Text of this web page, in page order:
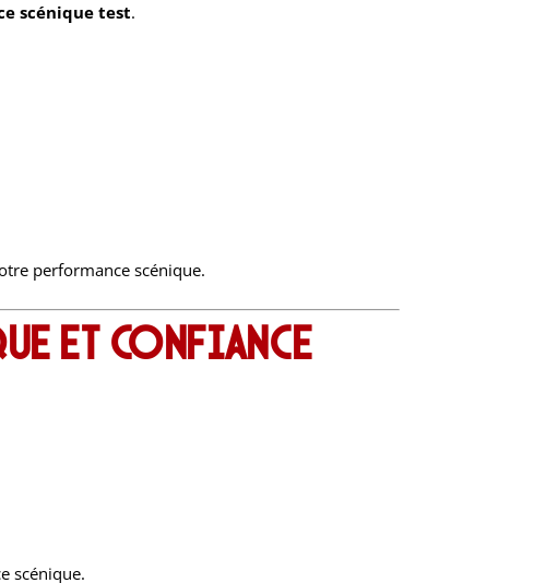
scénique test.
performance scénique.
et confiance
scénique.